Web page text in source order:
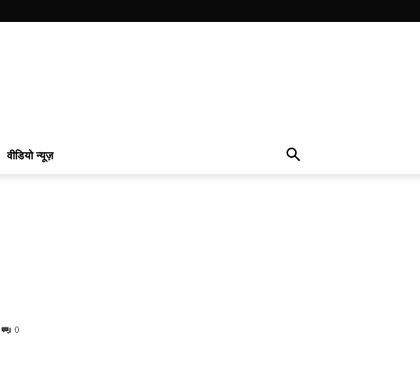
वीडियो न्यूज़
0